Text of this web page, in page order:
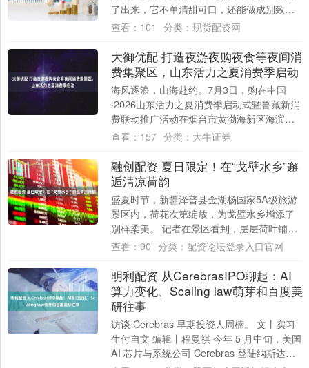
了出来，它不单清甜可口，还能做成别致的
小哨子。折一截扫帚细枝，小心翼翼扎进果
查看： 101 分类： 现货配资网
大御优配 打造夜游夜购夜食等夜间消
费集聚区，山东活力之夏消费季启动
海风逐浪，山海赴约。7月3日，购在中国
·2026山东活力之夏消费季启动式暨鲁藏新消
费联动推广活动在烟台市黄渤海新区海滨沙
滩举行。活动以“嗨翻盛夏·畅享消费”为主....
查看： 157 分类： 大牛证券
融创配资 夏日限定！在“戈壁水乡”邂
逅清凉荷韵
盛夏时节，新疆泽普县金湖杨国家5A级旅游
景区内，荷花次第绽放，为戈壁水乡增添了
别样柔美。 记者在景区看到，层层荷叶铺满
水面，粉色与白色的荷花亭亭玉立，与远处
查看： 90 分类： 配资论坛登录入口官网
明利配资 从CerebrasIPO聊起：AI
算力变化、Scaling law萌芽和百度美
研往事
访谈 Cerebras 早期投资人周楠。 文丨实习
生付自文 编辑丨程曼祺 今年 5 月中旬，美国
AI 芯片与系统公司 Cerebras 登陆纳斯达